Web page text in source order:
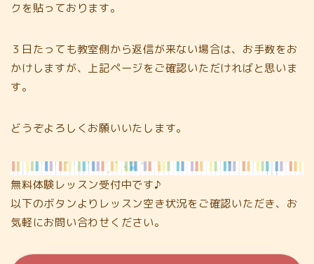
クを貼っております。
３日たっても教室側から返信が来ない場合は、お手数をお
かけしますが、上記ページをご確認いただければと思いま
す。
どうぞよろしくお願いいたします。
無料体験レッスン受付中です♪
以下のボタンよりレッスン空き状況をご確認いただき、お
気軽にお問い合わせください。